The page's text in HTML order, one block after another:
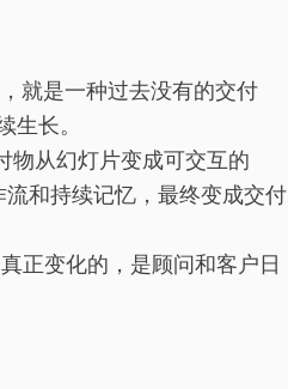
就是一种过去没有的交付
长。
物从幻灯片变成可交互的
和持续记忆，最终变成交付
正变化的，是顾问和客户日